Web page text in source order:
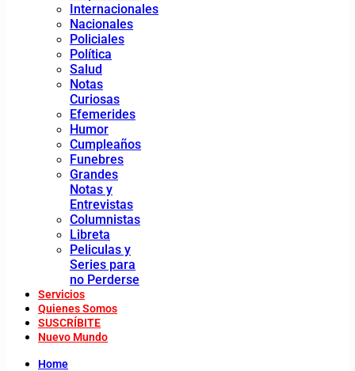
Internacionales
Nacionales
Policiales
Política
Salud
Notas
Curiosas
Efemerides
Humor
Cumpleaños
Funebres
Grandes
Notas y
Entrevistas
Columnistas
Libreta
Peliculas y
Series para
no Perderse
Servicios
Quienes Somos
SUSCRÍBITE
Nuevo Mundo
Home